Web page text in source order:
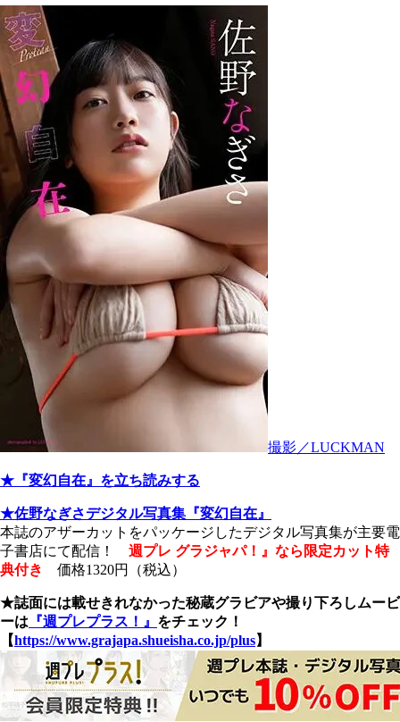
撮影／LUCKMAN
★『変幻自在』を立ち読みする
★佐野なぎさデジタル写真集『変幻自在』
本誌のアザーカットをパッケージしたデジタル写真集が主要電
子書店にて配信！ 週プレ グラジャパ！』なら限定カット特
典付き
価格1320円（税込）
★誌面には載せきれなかった秘蔵グラビアや撮り下ろしムービ
ーは 『週プレプラス！』 をチェック！
【https://www.grajapa.shueisha.co.jp/plus】